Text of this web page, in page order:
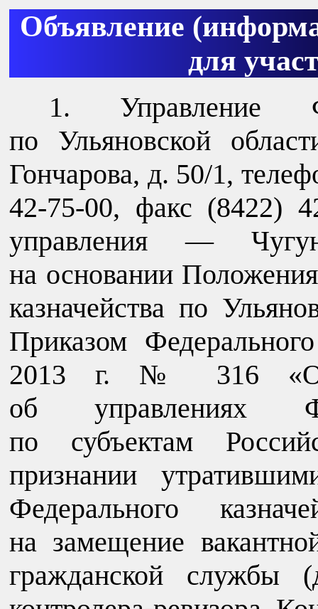
Объявление
для
Управление
по Ульяновской
Гончарова, д. 50/1,
42-75-00, факс (8422)
управления —
на основании
казначейства по
Приказом
2013 г. № 316 «Об
об управлениях
по субъектам
признании
Федерального
на замещение
гражданской службы